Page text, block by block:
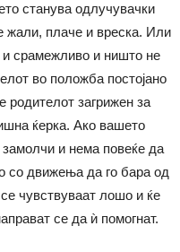
станува одлучувачки
жали, плаче и вреска. Или
срамежливо и ништо не
во положба постојано
родителот загрижен за
ќерка. Ако вашето
и нема повеќе да
со движења да го бара од
чувствуваат лошо и ќе
се да ѝ помогнат.